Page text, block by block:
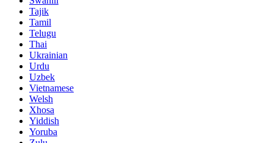
Tajik
Tamil
Telugu
Thai
Ukrainian
Urdu
Uzbek
Vietnamese
Welsh
Xhosa
Yiddish
Yoruba